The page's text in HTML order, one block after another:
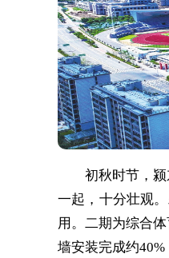
初秋时节，颍东
一起，十分壮观
用。二期为综合
墙安装完成约